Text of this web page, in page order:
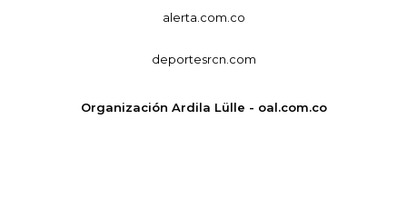
alerta.com.co
deportesrcn.com
Organización Ardila Lülle - oal.com.co